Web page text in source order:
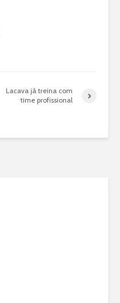
Lacava já treina com
time profissional